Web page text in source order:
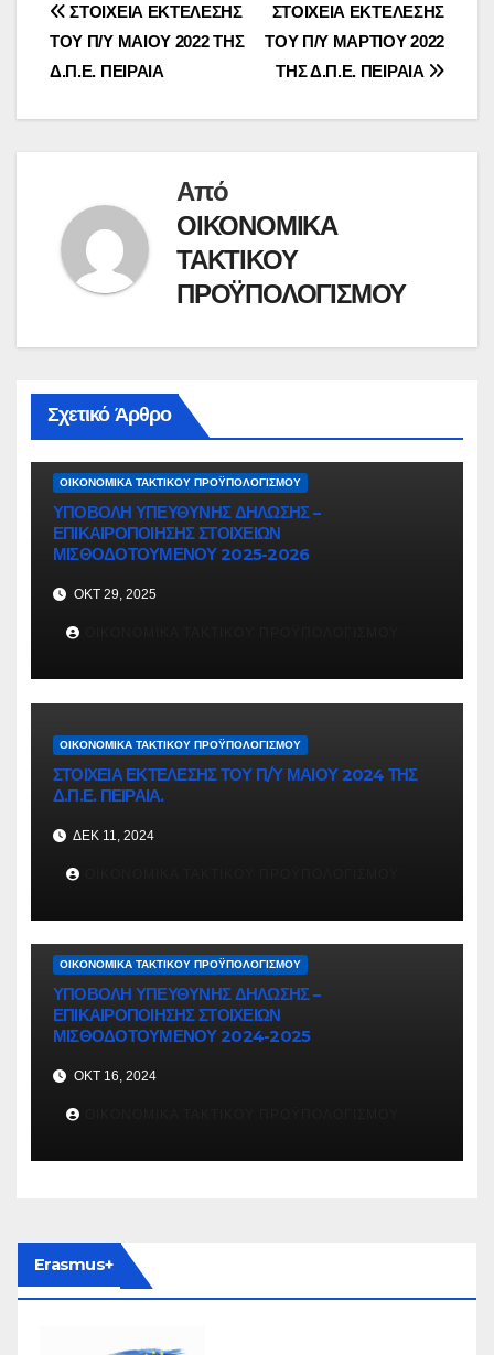
Πλοήγηση
άρθρων
ΣΤΟΙΧΕΙΑ ΕΚΤΕΛΕΣΗΣ
ΤΟΥ Π/Υ ΜΑΡΤΙΟΥ 2022
ΤΗΣ Δ.Π.Ε. ΠΕΙΡΑΙΑ
ΣΤΟΙΧΕΙΑ ΕΚΤΕΛΕΣΗΣ
ΤΟΥ Π/Υ ΜΑΙΟΥ 2022 ΤΗΣ
Δ.Π.Ε. ΠΕΙΡΑΙΑ
Από
ΟΙΚΟΝΟΜΙΚΑ
ΤΑΚΤΙΚΟΥ
ΠΡΟΫΠΟΛΟΓΙΣΜΟΥ
Σχετικό Άρθρο
ΟΙΚΟΝΟΜΙΚΆ ΤΑΚΤΙΚΟΎ ΠΡΟΫΠΟΛΟΓΙΣΜΟΎ
ΥΠΟΒΟΛΗ ΥΠΕΥΘΥΝΗΣ ΔΗΛΩΣΗΣ –
ΕΠΙΚΑΙΡΟΠΟΙΗΣΗΣ ΣΤΟΙΧΕΙΩΝ
ΜΙΣΘΟΔΟΤΟΥΜΕΝΟΥ 2025-2026
ΟΚΤ 29, 2025
ΟΙΚΟΝΟΜΙΚΆ ΤΑΚΤΙΚΟΎ ΠΡΟΫΠΟΛΟΓΙΣΜΟΎ
ΣΤΟΙΧΕΙΑ ΕΚΤΕΛΕΣΗΣ ΤΟΥ Π/Υ ΜΑΙΟΥ 2024 ΤΗΣ
Δ.Π.Ε. ΠΕΙΡΑΙΑ.
ΔΕΚ 11, 2024
ΟΙΚΟΝΟΜΙΚΆ ΤΑΚΤΙΚΟΎ ΠΡΟΫΠΟΛΟΓΙΣΜΟΎ
ΥΠΟΒΟΛΗ ΥΠΕΥΘΥΝΗΣ ΔΗΛΩΣΗΣ –
ΕΠΙΚΑΙΡΟΠΟΙΗΣΗΣ ΣΤΟΙΧΕΙΩΝ
ΜΙΣΘΟΔΟΤΟΥΜΕΝΟΥ 2024-2025
ΟΚΤ 16, 2024
Erasmus+